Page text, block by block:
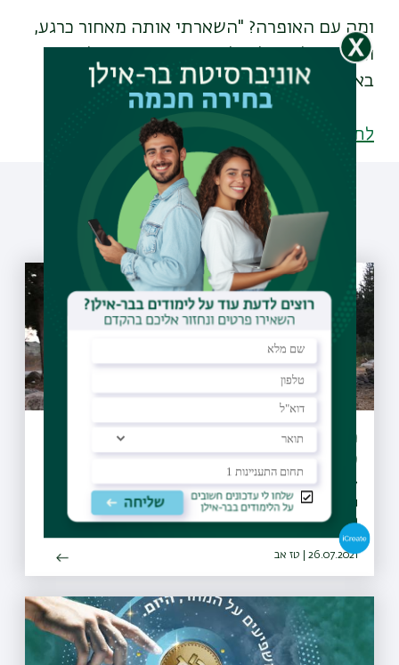
ומה עם האופרה? "השארתי אותה מאחור כרגע,
וזה חסר לי, אבל אולי אחזור בעתיד גם לשיר
באנסמבל או במקהלה".
לתוכניות הלימוד בפקולטה לרפואה
עוד כתבות שיעניינו אותך
מיזם "קחו אתכם את הזבל" יקודם בעולם
כפורץ דרך
27 מועצות מקומיות ומועצות אזוריות חתמו על אמנת המיזם
והתחייבו לבצע הסברה, חינוך, ואכיפה ברוחו, החלו פעילויות
הסברה חינוך ואכיפה ברשויות ו-30 רשויות נוספות הביעו נכונות
להצטרף גם הן למיזם
26.07.2021 | טז אב